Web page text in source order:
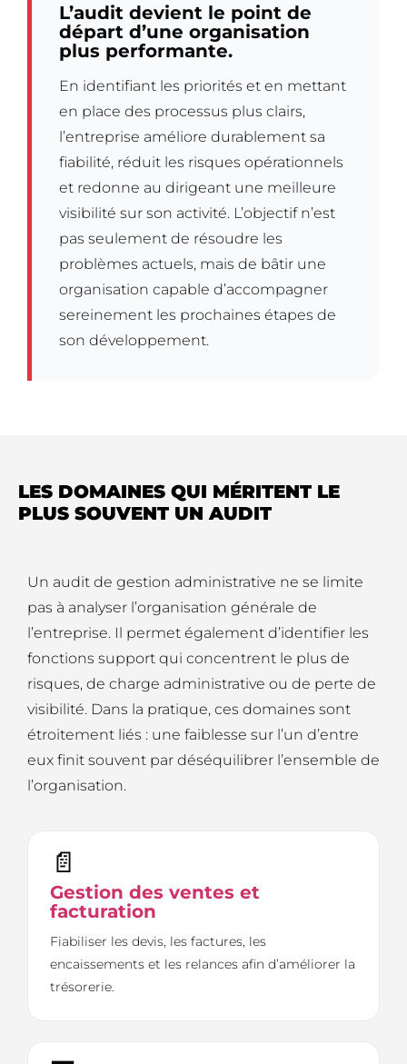
L’audit devient le point de
départ d’une organisation
plus performante.
En identifiant les priorités et en mettant
en place des processus plus clairs,
l’entreprise améliore durablement sa
fiabilité, réduit les risques opérationnels
et redonne au dirigeant une meilleure
visibilité sur son activité. L’objectif n’est
pas seulement de résoudre les
problèmes actuels, mais de bâtir une
organisation capable d’accompagner
sereinement les prochaines étapes de
son développement.
LES DOMAINES QUI MÉRITENT LE
PLUS SOUVENT UN AUDIT
Un audit de gestion administrative ne se limite
pas à analyser l’organisation générale de
l’entreprise. Il permet également d’identifier les
fonctions support qui concentrent le plus de
risques, de charge administrative ou de perte de
visibilité. Dans la pratique, ces domaines sont
étroitement liés : une faiblesse sur l’un d’entre
eux finit souvent par déséquilibrer l’ensemble de
l’organisation.
📄
Gestion des ventes et
facturation
Fiabiliser les devis, les factures, les
encaissements et les relances afin d’améliorer la
trésorerie.